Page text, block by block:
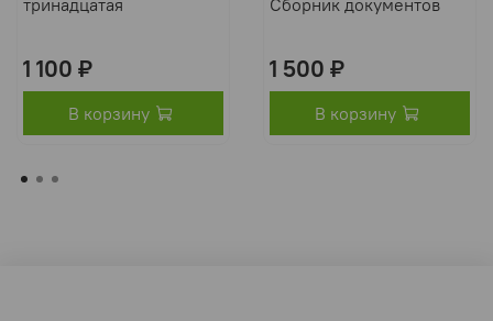
1 100 ₽
В корзину
1 500 ₽
В корзину